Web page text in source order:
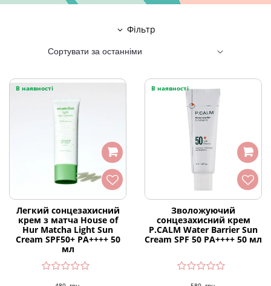
Фільтр
В наявності
Легкий сонцезахисний
крем з матча House of
Hur Matcha Light Sun
Cream SPF50+ PA++++ 50
мл
В наявності
Зволожуючий
сонцезахисний крем
P.CALM Water Barrier Sun
Cream SPF 50 PA++++ 50 мл